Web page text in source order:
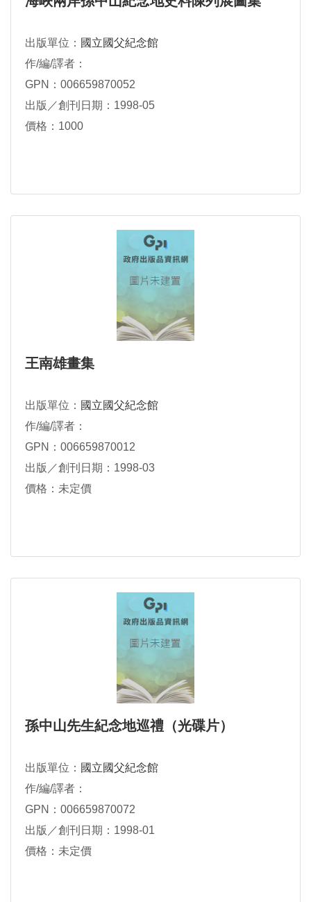
出版單位： 國立國父紀念館
作/編/譯者：
GPN：006659870052
出版／創刊日期：1998-05
價格：1000
王南雄畫集
出版單位： 國立國父紀念館
作/編/譯者：
GPN：006659870012
出版／創刊日期：1998-03
價格：未定價
孫中山先生紀念地巡禮（光碟片）
出版單位： 國立國父紀念館
作/編/譯者：
GPN：006659870072
出版／創刊日期：1998-01
價格：未定價